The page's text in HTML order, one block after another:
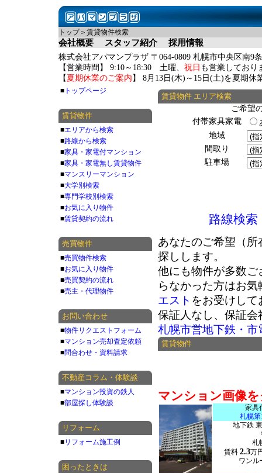
トップ＞賃貸物件検索
会社概要 スタッフ紹介 採用情報
株式会社アパマンプラザ 〒064-0809 札幌市中央区南9
【営業時間】 9:10～18:30 土曜、 祝日 も営業しており
【 夏期休業のご案内 】 8月13日(木)～15日(土)を夏期休
賃貸物件 エリア検索
ご希望
付帯家具家電
地域
間取り
駐車場
路線検索
あなたのご希望（
探しします。
他にも物件が多数
らなかった方はお
エスト をお受けして
保証人なし、保証
札幌市営地下鉄・市
賃貸物件
マンション画像
家具
札幌
地下鉄
札
賃料 2.3万
ワンル
■ トップページ
賃貸物件
■エリアから検索
■路線から検索
■家具・家電付マンション
■家具・家電無し賃貸物件
■マンスリーマンション
■大学別検索
■専門学校別検索
■お気に入り物件
■賃貸契約の流れ
売買物件
■売買物件検索
■お気に入り物件
■売買契約の流れ
■売主・代理物件
お問い合わせ
■物件リクエストフォーム
■マンション売却査定依頼
■問合わせ・資料請求
不動産コラム・体験談
■マンション投資の鉄人
■部屋探し体験談
リフォーム
■リフォーム施工例
困ったときは